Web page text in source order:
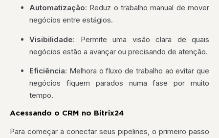
Automatização: Reduz o trabalho manual de mover
negócios entre estágios.
Visibilidade: Permite uma visão clara de quais
negócios estão a avançar ou precisando de atenção.
Eficiência: Melhora o fluxo de trabalho ao evitar que
negócios fiquem parados numa fase por muito
tempo.
Acessando o CRM no Bitrix24
Para começar a conectar seus pipelines, o primeiro passo